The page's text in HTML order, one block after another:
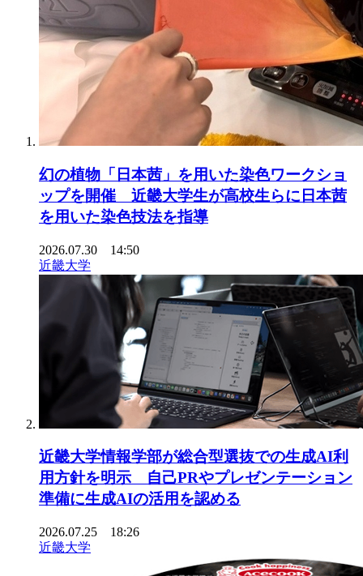
幻の植物「日本茜」を用いた染色ワークショ
ップを開催 近畿大学生が高校生らに日本茜
を用いた染色技法を指導
2026.07.30 14:50
近畿大学
近畿大学情報学部が総合型選抜での生成AI利
用方針を明示 自己PRやプレゼンテーション
準備に生成AIの活用を認める
2026.07.25 18:26
近畿大学